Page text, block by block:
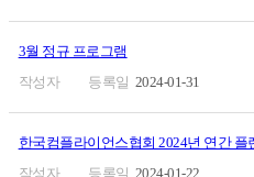
3월 정규 프로그램
2024-01-31
한국컴플라이언스협회 2024년 연간 플
2024-01-22